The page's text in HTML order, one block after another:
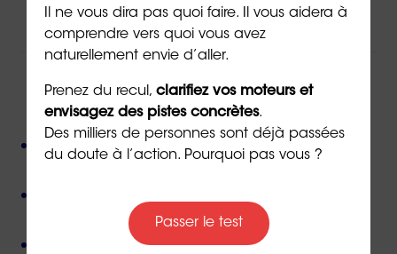
Ou par email à l’adresseinfo@orientaction.com
ORIENTACTION c'est :
Plus de 800 consultant(e)s expérimenté(e)s
présent(e)s partout en France,
Des valeurs humanistes debienveillance
Il ne vous dira pas quoi faire. Il vous aidera à
comprendre vers quoi vous avez
naturellement envie d’aller.
Prenez du recul, clarifiez vos moteurs et
envisagez des pistes concrètes.
Des milliers de personnes sont déjà passées
du doute à l’action. Pourquoi pas vous ?
Passer le test